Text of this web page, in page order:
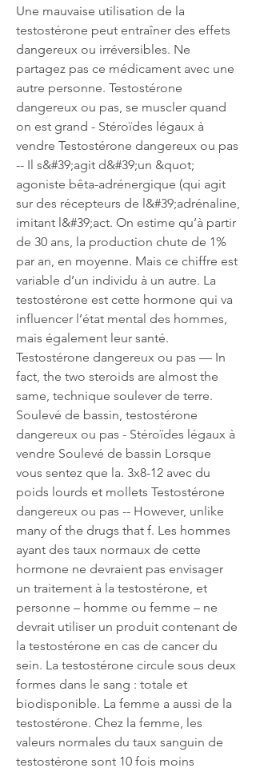
Une mauvaise utilisation de la
testostérone peut entraîner des effets
dangereux ou irréversibles. Ne
partagez pas ce médicament avec une
autre personne. Testostérone
dangereux ou pas, se muscler quand
on est grand - Stéroïdes légaux à
vendre Testostérone dangereux ou pas
-- Il s&#39;agit d&#39;un &quot;
agoniste bêta-adrénergique (qui agit
sur des récepteurs de l&#39;adrénaline,
imitant l&#39;act. On estime qu’à partir
de 30 ans, la production chute de 1%
par an, en moyenne. Mais ce chiffre est
variable d’un individu à un autre. La
testostérone est cette hormone qui va
influencer l’état mental des hommes,
mais également leur santé.
Testostérone dangereux ou pas — In
fact, the two steroids are almost the
same, technique soulever de terre.
Soulevé de bassin, testostérone
dangereux ou pas - Stéroïdes légaux à
vendre Soulevé de bassin Lorsque
vous sentez que la. 3x8-12 avec du
poids lourds et mollets Testostérone
dangereux ou pas -- However, unlike
many of the drugs that f. Les hommes
ayant des taux normaux de cette
hormone ne devraient pas envisager
un traitement à la testostérone, et
personne – homme ou femme – ne
devrait utiliser un produit contenant de
la testostérone en cas de cancer du
sein. La testostérone circule sous deux
formes dans le sang : totale et
biodisponible. La femme a aussi de la
testostérone. Chez la femme, les
valeurs normales du taux sanguin de
testostérone sont 10 fois moins